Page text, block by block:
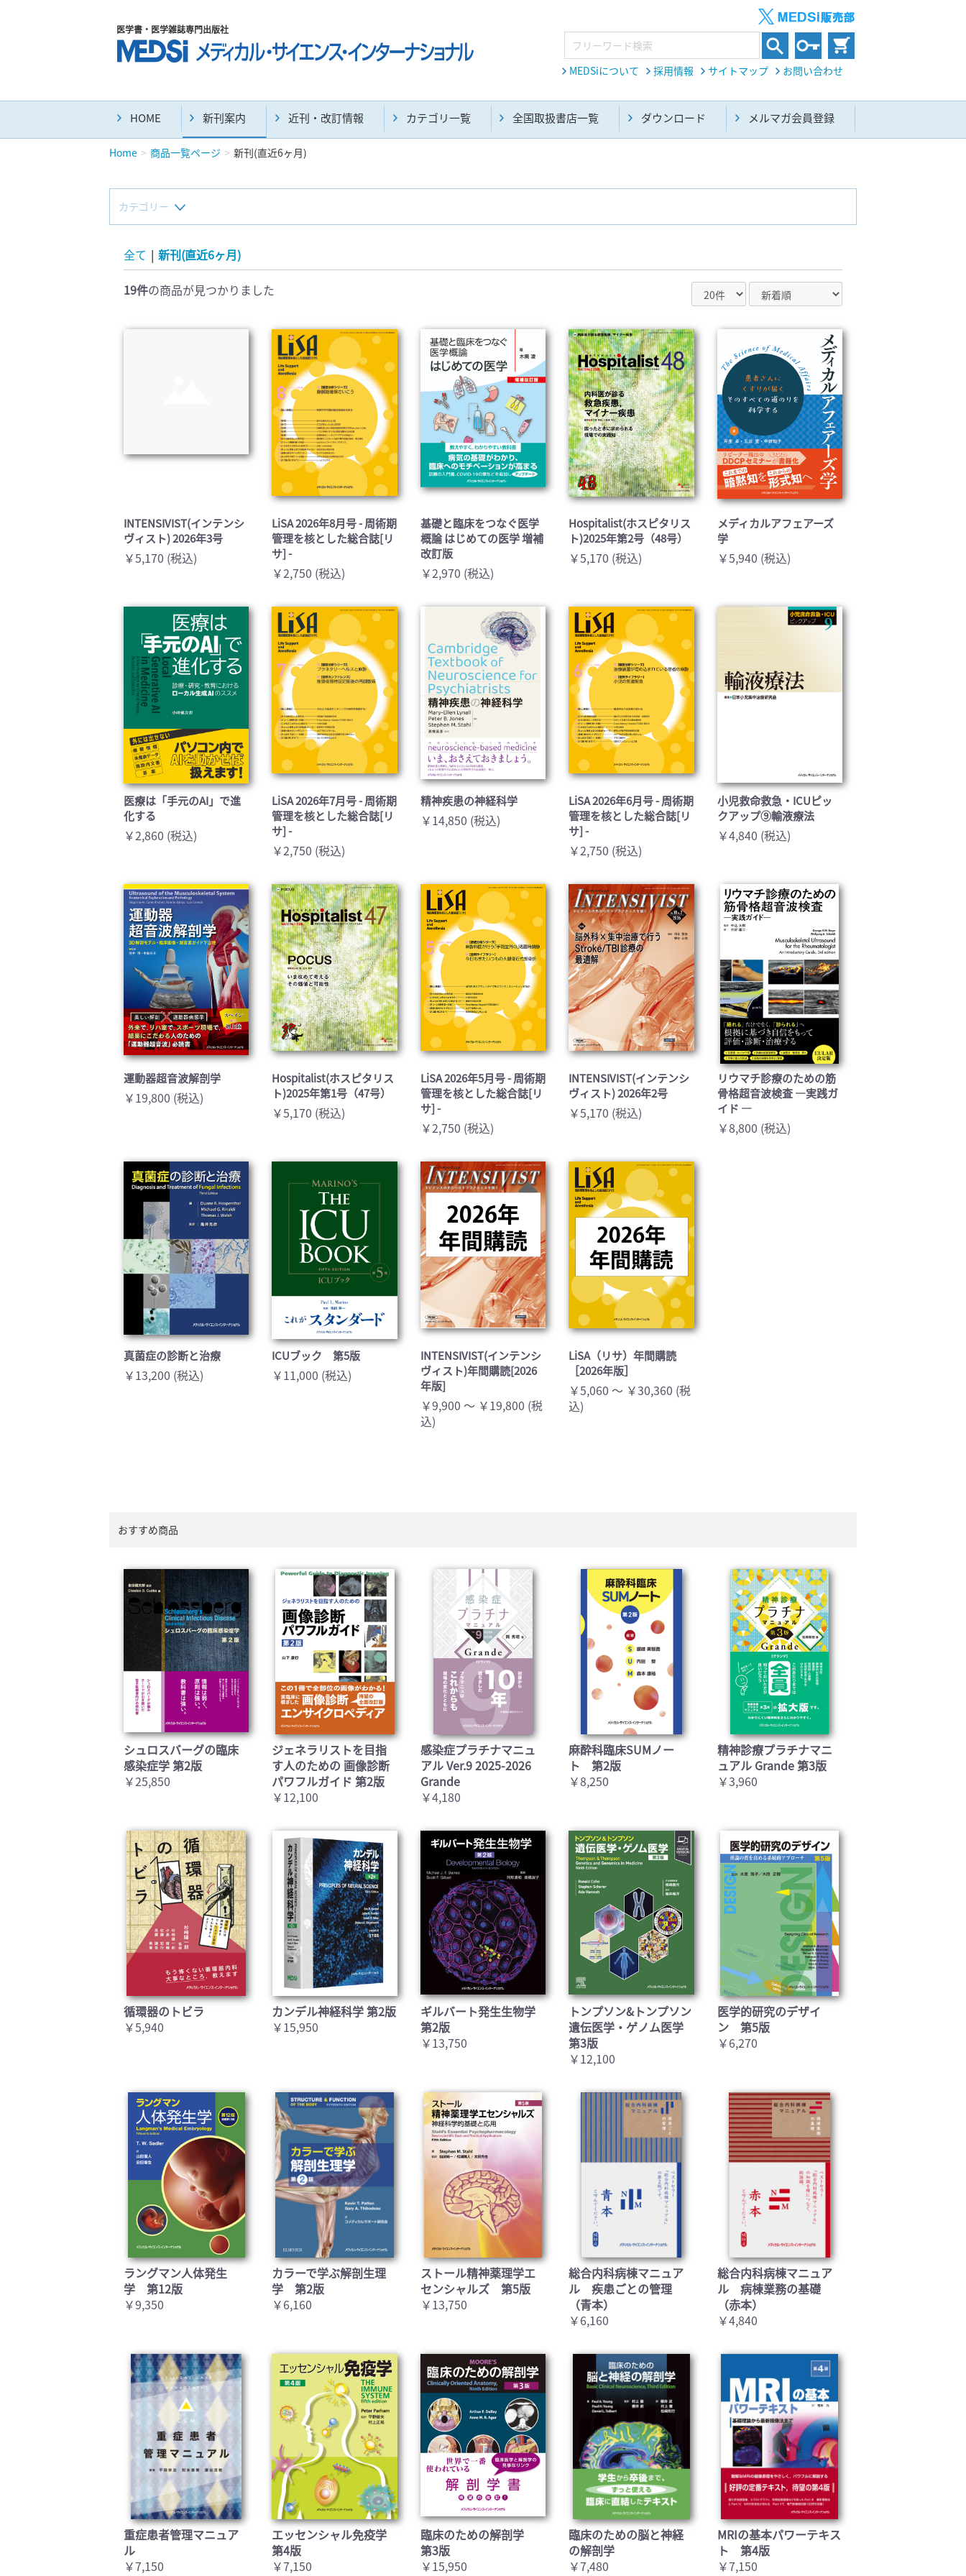
医学書・医学雑誌専門出版社
MEDSiについて 採用情報 サイトマップ お問い合わせ
HOME 新刊案内 近刊・改訂情報 カテゴリ一覧 全国取扱書店一覧 ダウンロード メルマガ会員登録
Home 商品一覧ページ 新刊(直近6ヶ月)
カテゴリー
新刊(直近6ヶ月)(23)
マニュアル(39) 生命科学・関連書籍(38)
臨床医学:内科系(407) 臨床医学:外科系(249)
基礎医学(93)
自然科学(25) 看護学(21)
医療技術(16)
栄養学(0) 薬学(7)
保健・体育(1)
マルチメディア(0)
全て | 新刊(直近6ヶ月)
19件の商品が見つかりました
INTENSIVIST(インテンシ
ヴィスト) 2026年3号
￥5,170 (税込)
LiSA 2026年8月号 - 周術期
管理を核とした総合誌[リ
サ] -
￥2,750 (税込)
基礎と臨床をつなぐ医学
概論 はじめての医学 増補
改訂版
￥2,970 (税込)
Hospitalist(ホスピタリス
ト)2025年第2号（48号）
￥5,170 (税込)
メディカルアフェアーズ
学
￥5,940 (税込)
医療は「手元のAI」で進
化する
￥2,860 (税込)
LiSA 2026年7月号 - 周術期
管理を核とした総合誌[リ
サ] -
￥2,750 (税込)
精神疾患の神経科学
￥14,850 (税込)
LiSA 2026年6月号 - 周術期
管理を核とした総合誌[リ
サ] -
￥2,750 (税込)
小児救命救急・ICUピッ
クアップ⑨輸液療法
￥4,840 (税込)
運動器超音波解剖学
￥19,800 (税込)
Hospitalist(ホスピタリス
ト)2025年第1号（47号）
￥5,170 (税込)
LiSA 2026年5月号 - 周術期
管理を核とした総合誌[リ
サ] -
￥2,750 (税込)
INTENSIVIST(インテンシ
ヴィスト) 2026年2号
￥5,170 (税込)
リウマチ診療のための筋
骨格超音波検査 ―実践ガ
イド ―
￥8,800 (税込)
真菌症の診断と治療
￥13,200 (税込)
ICUブック 第5版
￥11,000 (税込)
INTENSIVIST(インテンシ
ヴィスト)年間購読[2026
年版]
￥9,900 ～ ￥19,800 (税
込)
LiSA（リサ）年間購読
［2026年版］
￥5,060 ～ ￥30,360 (税
込)
お買い物を続ける カートへ進む
おすすめ商品
シュロスバーグの臨床
感染症学 第2版
￥25,850
ジェネラリストを目指
す人のための 画像診断
パワフルガイド 第2版
￥12,100
感染症プラチナマニュ
アル Ver.9 2025-2026
Grande
￥4,180
麻酔科臨床SUMノー
ト 第2版
￥8,250
精神診療プラチナマニ
ュアル Grande 第3版
￥3,960
循環器のトビラ
￥5,940
カンデル神経科学 第2版
￥15,950
ギルバート発生生物学
第2版
￥13,750
トンプソン&トンプソン
遺伝医学・ゲノム医学
第3版
￥12,100
医学的研究のデザイ
ン 第5版
￥6,270
ラングマン人体発生
学 第12版
￥9,350
カラーで学ぶ解剖生理
学 第2版
￥6,160
ストール精神薬理学エ
センシャルズ 第5版
￥13,750
総合内科病棟マニュア
ル 疾患ごとの管理
（青本）
￥6,160
総合内科病棟マニュア
ル 病棟業務の基礎
（赤本）
￥4,840
重症患者管理マニュア
ル
￥7,150
エッセンシャル免疫学
第4版
￥7,150
臨床のための解剖学
第3版
￥15,950
臨床のための脳と神経
の解剖学
￥7,480
MRIの基本パワーテキス
ト 第4版
￥7,150